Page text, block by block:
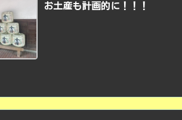
お土産も計画的に！！！